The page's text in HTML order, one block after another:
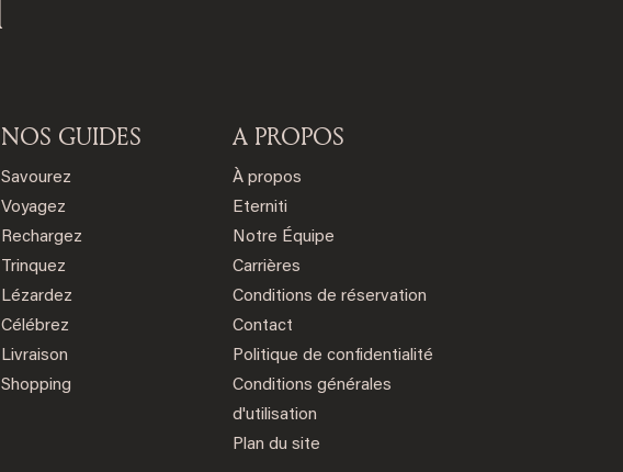
NOS GUIDES
Savourez
Voyagez
Rechargez
Trinquez
Lézardez
Célébrez
Livraison
Shopping
A PROPOS
À propos
Eterniti
Notre Équipe
Carrières
Conditions de réservation
Contact
Politique de confidentialité
Conditions générales
d'utilisation
Plan du site